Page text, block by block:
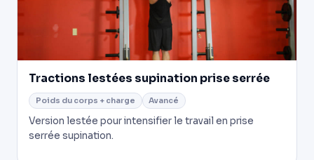
Tractions lestées supination prise serrée
Poids du corps + charge Avancé
Version lestée pour intensifier le travail en prise
serrée supination.